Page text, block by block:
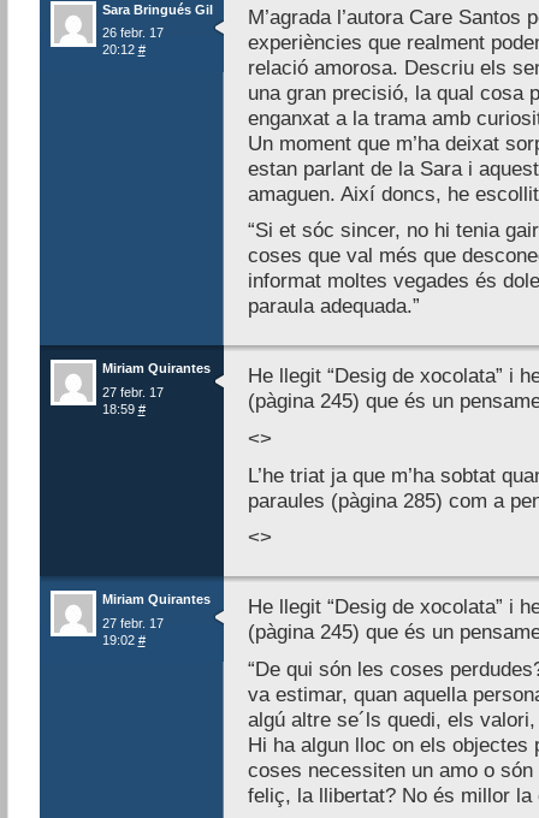
Sara Bringués Gil
26 febr. 17
20:12 #
M’agrada l’autora Care Santos
experiències que realment
relació amorosa. Descriu els
una gran precisió, la qual cosa
enganxat a la trama amb
Un moment que m’ha deixat
estan parlant de la Sara i
amaguen. Així doncs, he
“Si et sóc sincer, no hi tenia
coses que val més que
informat moltes vegades és
paraula adequada.”
Miriam Quirantes
27 febr. 17
18:59 #
He llegit “Desig de xocolata” i
(pàgina 245) que és un
<>
L’he triat ja que m’ha sobtat
paraules (pàgina 285) com a
<>
Miriam Quirantes
27 febr. 17
19:02 #
He llegit “Desig de xocolata” i
(pàgina 245) que és un
“De qui són les coses
va estimar, quan aquella
algú altre se´ls quedi, els
Hi ha algun lloc on els
coses necessiten un amo o
feliç, la llibertat? No és millor la